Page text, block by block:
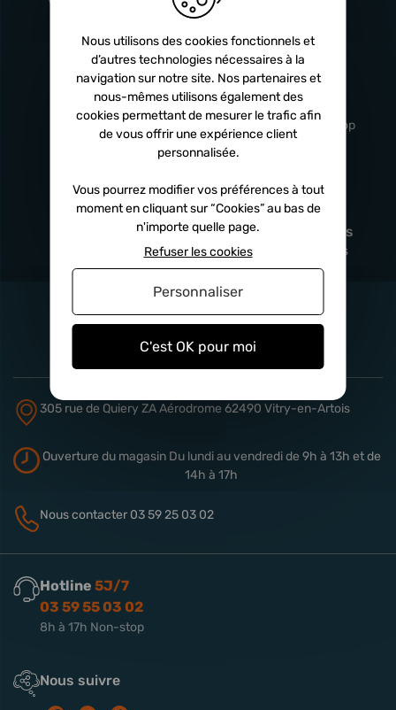
Livraison
rapide
Sous 24h à 48h
Service client
professionnel
De 8h à 17h Non-stop
Satisfait
remboursé
Paiement en
x3 fois
Sécurisé, sans frais
305 rue de Quiery ZA Aérodrome 62490 Vitry-en-Artois
Ouverture du magasinDu lundi au vendredi de 9h à 13h et de
14h à 17h
Nous contacter 03 59 25 03 02
Hotline 5J/7
03 59 55 03 02
8h à 17h Non-stop
Nous suivre
Nous utilisons des cookies fonctionnels et
d’autres technologies nécessaires à la
navigation sur notre site. Nos partenaires et
nous-mêmes utilisons également des
cookies permettant de mesurer le trafic afin
de vous offrir une expérience client
personnalisée.
Vous pourrez modifier vos préférences à tout
moment en cliquant sur “Cookies” au bas de
n'importe quelle page.
C'est OK pour moi
Refuser les cookies
Personnaliser